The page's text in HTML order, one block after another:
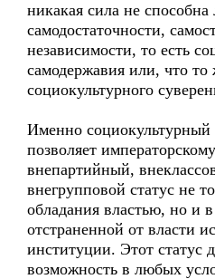
никакая сила не
самодостаточности,
независимости, то есть
самодержавия или, что то
социокультурного
Именно социокультурный
позволяет
внепартийный,
внегрупповой статус не
обладания властью, но и в
отстраненной от власти
институции. Этот статус
возможность в любых